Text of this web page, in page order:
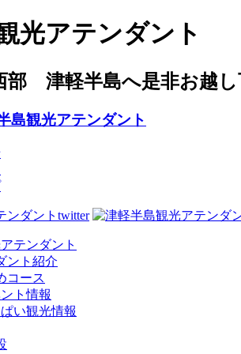
光アテンダント
部 津軽半島へ是非お越
テンダント
ント紹介
コース
ト情報
い観光情報